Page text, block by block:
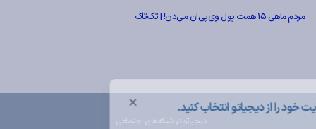
مردم ماهی ۱۵ همت پول وی‌پی‌ان می‌دن! | تک‌تاک
دیجیاتو در شبکه‌های اجتماعی